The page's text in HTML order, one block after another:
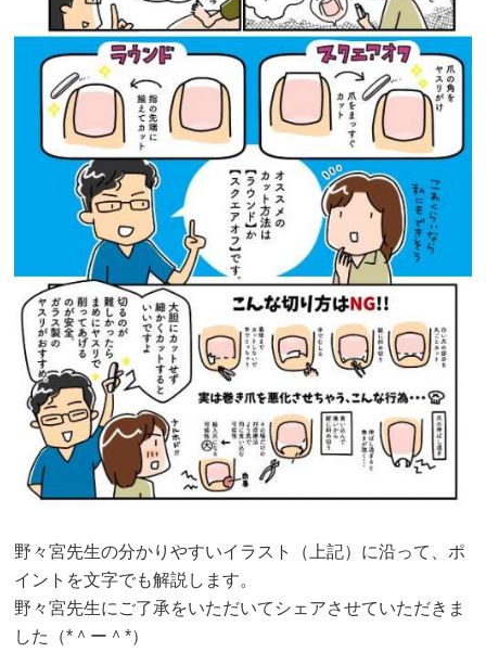
野々宮先生の分かりやすいイラスト（上記）に沿って、ポ
イントを文字でも解説します。
野々宮先生にご了承をいただいてシェアさせていただきま
した（*＾ー＾*）